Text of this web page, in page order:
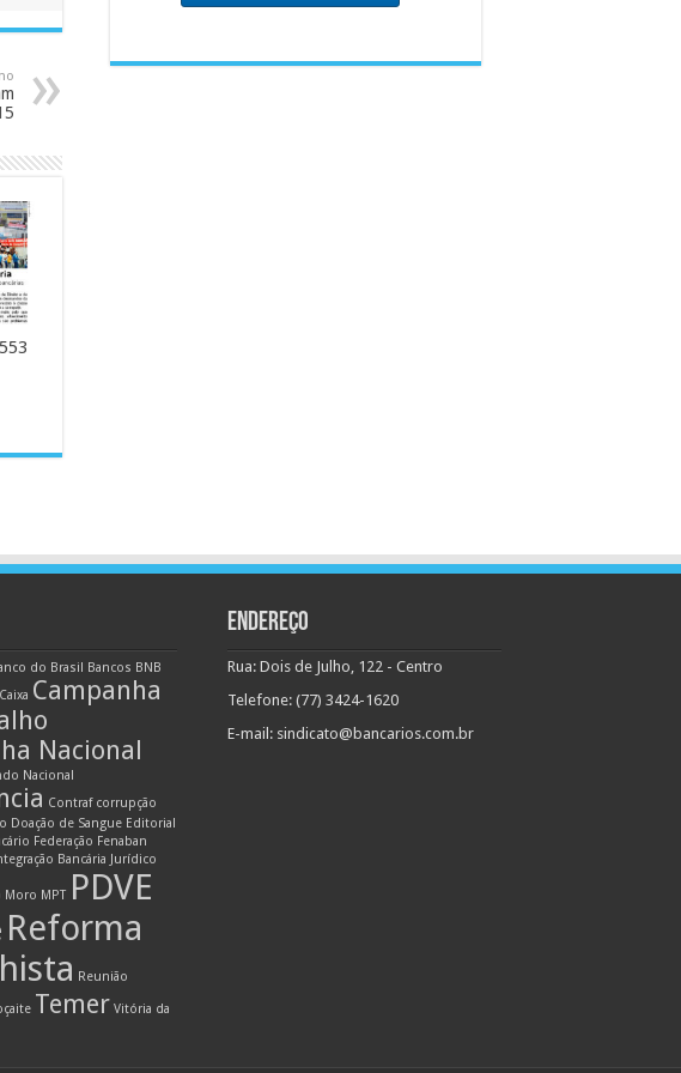
do Brasil Bancos BNB
Caixa Campanha
Nacional
Nacional
Contraf corrupção
Doação de Sangue Editorial
Federação Fenaban
Bancária Jurídico
Moro MPT PDVE
Reforma
Reunião
Temer Vitória da
ENDEREÇO
Rua: Dois de Julho, 122 - Centro
Telefone: (77) 3424-1620
E-mail: sindicato@bancarios.com.br